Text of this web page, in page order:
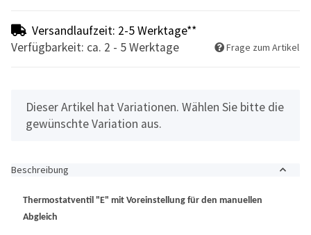
Versandlaufzeit: 2-5 Werktage**
Verfügbarkeit: ca. 2 - 5 Werktage
Frage zum Artikel
x
Dieser Artikel hat Variationen. Wählen Sie bitte die
gewünschte Variation aus.
Beschreibung
Thermostatventil "E" mit Voreinstellung für den manuellen
Abgleich